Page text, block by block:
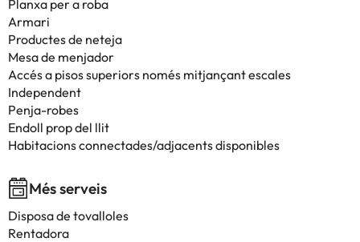
Planxa per a roba
Armari
Productes de neteja
Mesa de menjador
Accés a pisos superiors només mitjançant escales
Independent
Penja-robes
Endoll prop del llit
Habitacions connectades/adjacents disponibles
Més serveis
Disposa de tovalloles
Rentadora